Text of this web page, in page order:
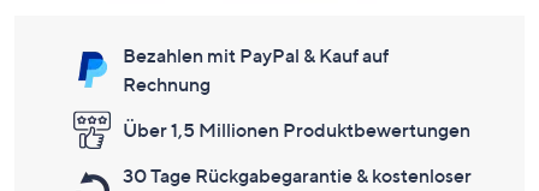
Bezahlen mit PayPal & Kauf auf
Rechnung
Über 1,5 Millionen Produktbewertungen
30 Tage Rückgabegarantie & kostenloser